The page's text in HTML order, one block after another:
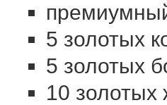
5 золотых
5 золотых
10 золотых